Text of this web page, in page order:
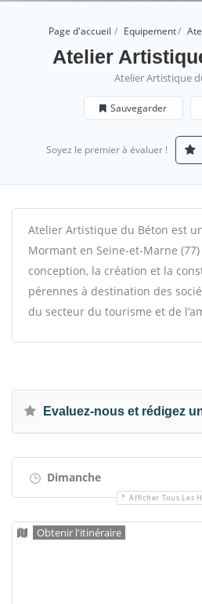
Page d'accueil Equipement
Atelier
Atelier Artistique
Sauvegarder
Soyez le premier à évaluer !
Atelier Artistique du Béton est
Mormant en Seine-et-Marne
conception, la création et la
pérennes à destination des
du secteur du tourisme et de
Evaluez-nous et rédigez
Dimanche
Afficher Tous Les
Obtenir l'itinéraire